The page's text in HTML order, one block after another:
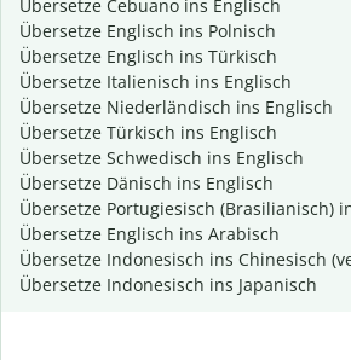
Übersetze Cebuano ins Englisch
Übersetze Englisch ins Polnisch
Übersetze Englisch ins Türkisch
Übersetze Italienisch ins Englisch
Übersetze Niederländisch ins Englisch
Übersetze Türkisch ins Englisch
Übersetze Schwedisch ins Englisch
Übersetze Dänisch ins Englisch
Übersetze Portugiesisch (Brasilianisch)
Übersetze Englisch ins Arabisch
Übersetze Indonesisch ins Chinesisch
Übersetze Indonesisch ins Japanisch